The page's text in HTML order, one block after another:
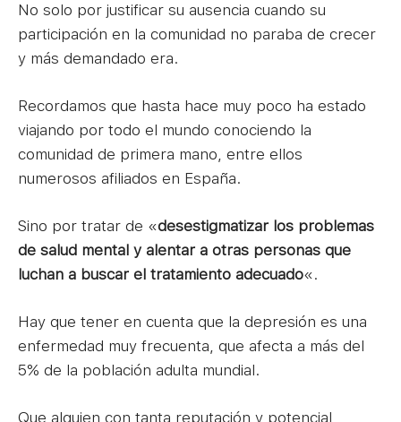
No solo por justificar su ausencia cuando su
participación en la comunidad no paraba de crecer
y más demandado era.
Recordamos que hasta hace muy poco ha estado
viajando por todo el mundo conociendo la
comunidad de primera mano, entre ellos
numerosos afiliados en España.
Sino por tratar de «desestigmatizar los problemas
de salud mental y alentar a otras personas que
luchan a buscar el tratamiento adecuado«.
Hay que tener en cuenta que la depresión es una
enfermedad muy frecuenta, que afecta a más del
5% de la población adulta mundial.
Que alguien con tanta reputación y potencial